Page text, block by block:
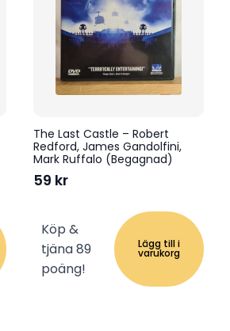
The Last Castle – Robert
Redford, James Gandolfini,
Mark Ruffalo (Begagnad)
59 kr
Köp &
tjäna 89
poäng!
Lägg till i
varukorg